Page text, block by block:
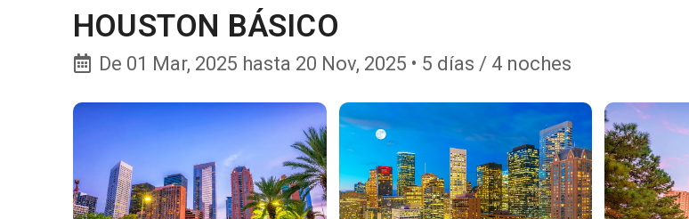
HOUSTON BÁSICO
De 01 Mar, 2025 hasta 20 Nov, 2025 • 5 días / 4 noches